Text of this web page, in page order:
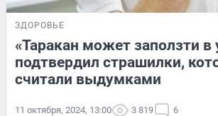
ЗДОРОВЬЕ
«Таракан может заползти в
подтвердил страшилки,
считали выдумками
11 октября, 2024, 13:00 3 819 6